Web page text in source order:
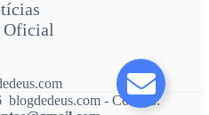
Oficial
- Contato: